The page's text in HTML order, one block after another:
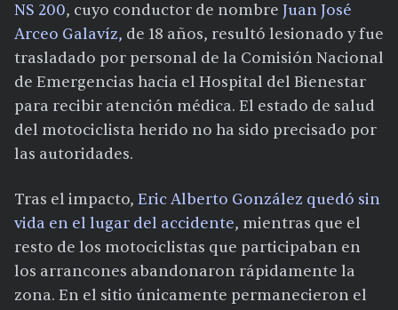
NS 200, cuyo conductor de nombre Juan José
Arceo Galavíz, de 18 años, resultó lesionado y fue
trasladado por personal de la Comisión Nacional
de Emergencias hacia el Hospital del Bienestar
para recibir atención médica. El estado de salud
del motociclista herido no ha sido precisado por
las autoridades.
Tras el impacto, Eric Alberto González quedó sin
vida en el lugar del accidente, mientras que el
resto de los motociclistas que participaban en
los arrancones abandonaron rápidamente la
zona. En el sitio únicamente permanecieron el